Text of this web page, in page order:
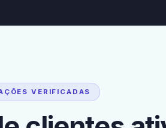
VERIFICADAS